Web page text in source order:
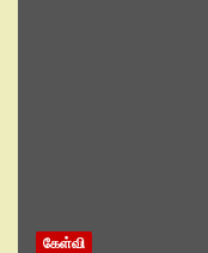
கேள்வி